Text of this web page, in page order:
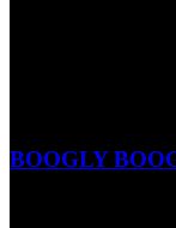
BOOGLY